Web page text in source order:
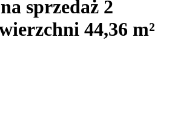
sprzedaż 2
44,36 m²